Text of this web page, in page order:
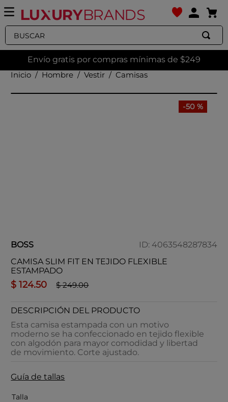
Buscar
Envío gratis por compras mínimas de $249
Hombre
Vestir Camisas
-50 %
BOSS ID: 4063548287834
CAMISA SLIM FIT EN TEJIDO FLEXIBLE
ESTAMPADO
$ 124.50 $ 249.00
DESCRIPCIÓN DEL PRODUCTO
Esta camisa estampada con un motivo
moderno se ha confeccionado en tejido flexible
con algodón para mayor comodidad y libertad
de movimiento. Corte ajustado.
Guía de tallas
Talla